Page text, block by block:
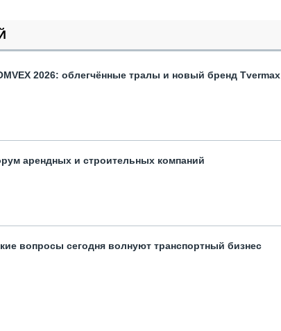
2026: облегчённые тралы и новый бренд Tvermax
арендных и строительных компаний
вопросы сегодня волнуют транспортный бизнес